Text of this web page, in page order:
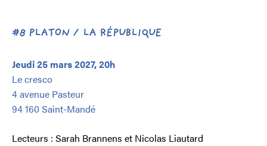
#8 PLATON / LA RÉPUBLIQUE
Jeudi 25 mars 2027, 20h
Le cresco
4 avenue Pasteur
94 160 Saint-Mandé
Lecteurs : Sarah Brannens et Nicolas Liautard